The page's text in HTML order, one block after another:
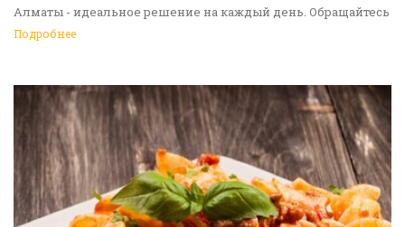
Алматы - идеальное решение на каждый день. Обращайтесь
к нам!
Подробнее